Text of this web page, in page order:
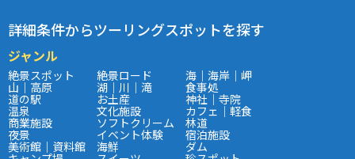
詳細条件からツーリングスポットを探す
ジャンル
絶景スポット 絶景ロード 海｜海岸｜岬
山｜高原 湖｜川｜滝 食事処
道の駅 お土産 神社｜寺院
温泉 文化施設 カフェ｜軽食
商業施設 ソフトクリーム 林道
夜景 イベント体験 宿泊施設
美術館｜資料館 海鮮 ダム